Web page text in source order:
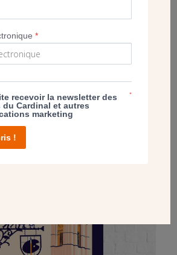
Chantiers du Cardinal en 2013. Ils
de lamaison Saint-François-de-Sales
(92). La cérémonie de remise des
mercredi 16 septembre 2020en direct
VOIR LA VIE EN COULEURS
*
recevoir la newsletter des
du Cardinal et autres
marketing
*
!